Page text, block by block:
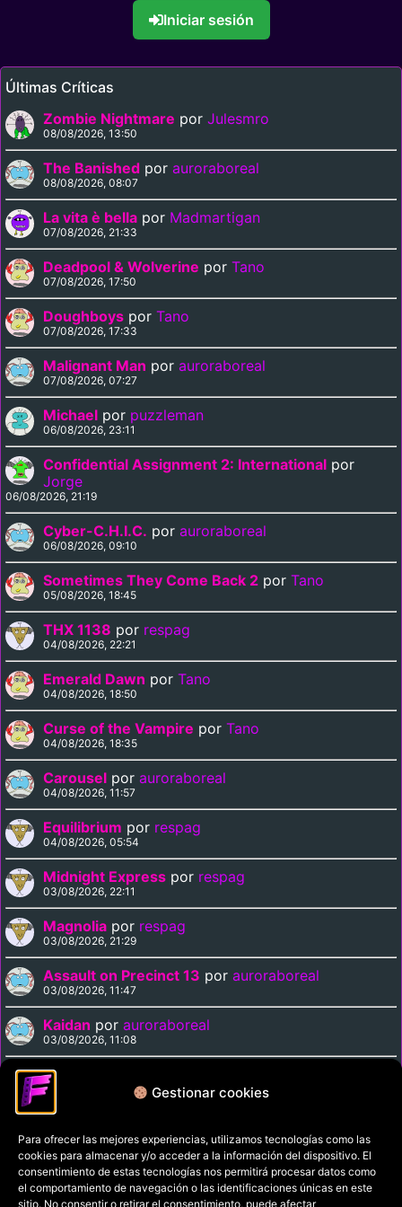
Gestionar cookies
Para ofrecer las mejores experiencias, utilizamos tecnologías como las
cookies para almacenar y/o acceder a la información del dispositivo. El
consentimiento de estas tecnologías nos permitirá procesar datos como
el comportamiento de navegación o las identificaciones únicas en este
sitio. No consentir o retirar el consentimiento, puede afectar
Masao
Atsuo
Daisuke
Noboru
Takamaru,
Taguchi,
Yoshiaki
Iniciar sesión
Últimas Críticas
Zombie Nightmare por Julesmro
08/08/2026, 13:50
The Banished por auroraboreal
08/08/2026, 08:07
La vita è bella por Madmartigan
07/08/2026, 21:33
Deadpool & Wolverine por Tano
07/08/2026, 17:50
Doughboys por Tano
07/08/2026, 17:33
Malignant Man por auroraboreal
07/08/2026, 07:27
Michael por puzzleman
06/08/2026, 23:11
Confidential Assignment 2: International por
Jorge
06/08/2026, 21:19
Cyber-C.H.I.C. por auroraboreal
06/08/2026, 09:10
Sometimes They Come Back 2 por Tano
05/08/2026, 18:45
THX 1138 por respag
04/08/2026, 22:21
Emerald Dawn por Tano
04/08/2026, 18:50
Curse of the Vampire por Tano
04/08/2026, 18:35
Carousel por auroraboreal
04/08/2026, 11:57
Equilibrium por respag
04/08/2026, 05:54
Midnight Express por respag
03/08/2026, 22:11
Magnolia por respag
03/08/2026, 21:29
Assault on Precinct 13 por auroraboreal
03/08/2026, 11:47
Kaidan por auroraboreal
03/08/2026, 11:08
Labyrinth
02/08/2026, 14:14
Política de privacidad
Términos y condiciones
Política de cookies